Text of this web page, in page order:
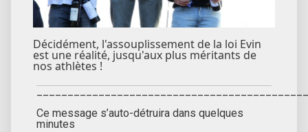
Décidément, l'assouplissement de la loi Evin
est une réalité, jusqu'aux plus méritants de
nos athlètes !
Ce message s’auto-détruira dans quelques
minutes